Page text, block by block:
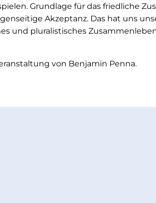
Grundlage für das friedliche
Akzeptanz. Das hat uns
und pluralistisches
von Benjamin Penna.